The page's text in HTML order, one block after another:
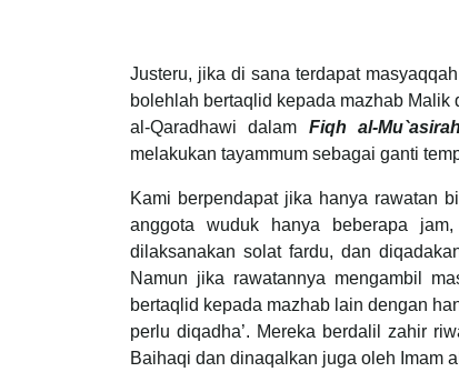
Justeru, jika di sana terdapat
bolehlah bertaqlid kepada mazhab
al-Qaradhawi dalam Fiqh al-Mu`asirah
melakukan tayammum sebagai ganti
Kami berpendapat jika hanya rawatan
anggota wuduk hanya beberapa
dilaksanakan solat fardu, dan
Namun jika rawatannya mengambil
bertaqlid kepada mazhab lain dengan
perlu diqadha’. Mereka berdalil zahir
Baihaqi dan dinaqalkan juga oleh Imam